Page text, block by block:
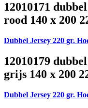
12010171
rood 140 x 200
Dubbel Jersey 220 gr.
12010179
grijs 140 x 200
Dubbel Jersey 220 gr.